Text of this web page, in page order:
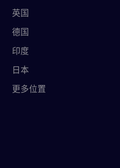
英国
德国
印度
日本
更多位置